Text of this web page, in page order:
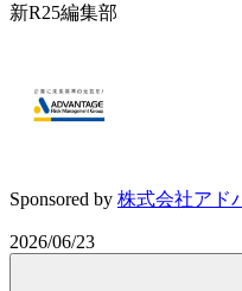
新R25編集部
Sponsored by 株式会社アド
2026/06/23